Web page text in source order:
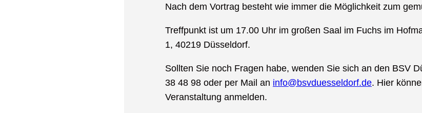
Nach dem Vortrag besteht wie immer die Möglichkeit zum
Treffpunkt ist um 17.00 Uhr im großen Saal im Fuchs im
1, 40219 Düsseldorf.
Sollten Sie noch Fragen habe, wenden Sie sich an den BSV
38 48 98 oder per Mail an info@bsvduesseldorf.de. Hier
Veranstaltung anmelden.